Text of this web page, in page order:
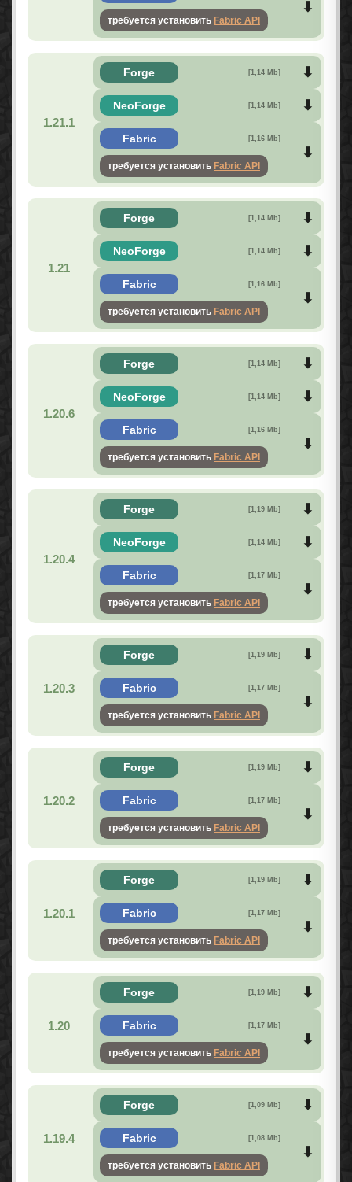
требуется установить Fabric API
1.21.1
Forge [1,14 Mb]
NeoForge [1,14 Mb]
Fabric [1,16 Mb]
требуется установить Fabric API
1.21
Forge [1,14 Mb]
NeoForge [1,14 Mb]
Fabric [1,16 Mb]
требуется установить Fabric API
1.20.6
Forge [1,14 Mb]
NeoForge [1,14 Mb]
Fabric [1,16 Mb]
требуется установить Fabric API
1.20.4
Forge [1,19 Mb]
NeoForge [1,14 Mb]
Fabric [1,17 Mb]
требуется установить Fabric API
1.20.3
Forge [1,19 Mb]
Fabric [1,17 Mb]
требуется установить Fabric API
1.20.2
Forge [1,19 Mb]
Fabric [1,17 Mb]
требуется установить Fabric API
1.20.1
Forge [1,19 Mb]
Fabric [1,17 Mb]
требуется установить Fabric API
1.20
Forge [1,19 Mb]
Fabric [1,17 Mb]
требуется установить Fabric API
1.19.4
Forge [1,09 Mb]
Fabric [1,08 Mb]
требуется установить Fabric API